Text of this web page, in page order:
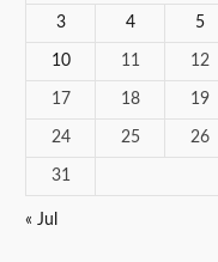
3 4 5
10 11 12
17 18 19
24 25 26
31
« Jul